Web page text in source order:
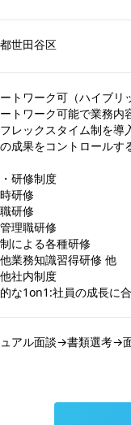
世田谷区
トワーク可（ハイブリ
トワーク可能で業務内
レックスタイム制を導
成果をコントロールす
研修制度
研修
研修
理職研修
による各種研修
業務知識習得研修 他
社内制度
な1on1:社員の成長に
アル面談→書類選考→